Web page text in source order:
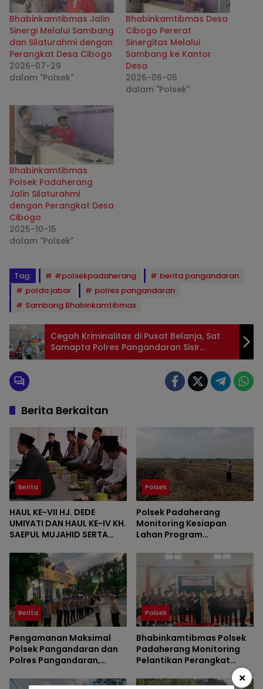
Bhabinkamtibmas Jalin
Sinergi Melalui Sambang
dan Silaturahmi dengan
Perangkat Desa Cibogo
2026-07-29
dalam "Polsek"
Bhabinkamtibmas Desa
Cibogo Pererat
Sinergitas Melalui
Sambang ke Kantor
Desa
2026-06-05
dalam "Polsek"
Bhabinkamtibmas
Polsek Padaherang
Jalin Silaturahmi
dengan Perangkat Desa
Cibogo
2025-10-15
dalam "Polsek"
Tag: #polsekpadaherang
berita pangandaran
polda jabar
polres pangandaran
Sambang Bhabinkamtibmas
Cegah Kriminalitas di Pusat Belanja, Sat
Samapta Polres Pangandaran Sisir
Tempat Keramaian
Berita Berkaitan
Berita
HAUL KE-VII HJ. DEDE
UMIYATI DAN HAUL KE-IV KH.
SAEPUL MUJAHID SERTA
HIMPUNAN ALUMNI DIGELAR
DI PONDOK PESANTREN AL-
FALAH SANUSSIYAH
Polsek
Polsek Padaherang
Monitoring Kesiapan
Lahan Program
Desa Ciganjeng
Berita
Pengamanan Maksimal
Polsek Pangandaran dan
Polres Pangandaran,
Berlangsung Aman
Polsek
Bhabinkamtibmas Polsek
Padaherang Monitoring
Pelantikan Perangkat
×